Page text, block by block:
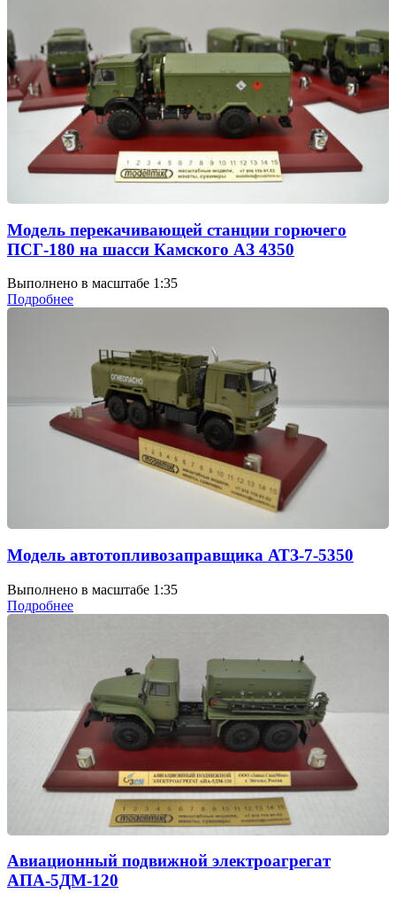
Модель перекачивающей станции горючего
ПСГ-180 на шасси Камского АЗ 4350
Выполнено в масштабе 1:35
Подробнее
Модель автотопливозаправщика АТЗ-7-5350
Выполнено в масштабе 1:35
Подробнее
Авиационный подвижной электроагрегат
АПА-5ДМ-120